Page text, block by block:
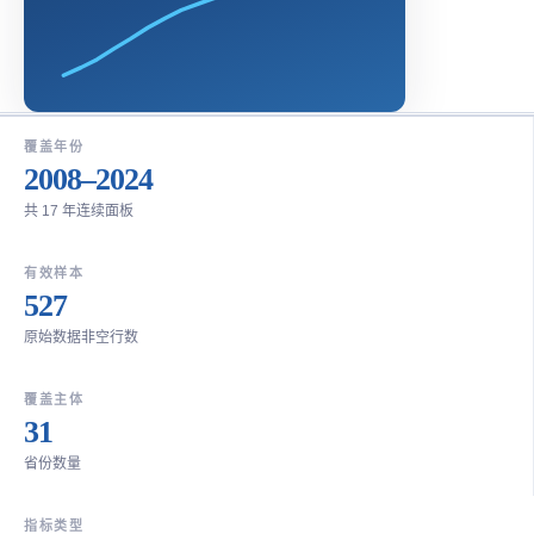
覆盖年份
2008–2024
共 17 年连续面板
有效样本
527
原始数据非空行数
覆盖主体
31
省份数量
指标类型